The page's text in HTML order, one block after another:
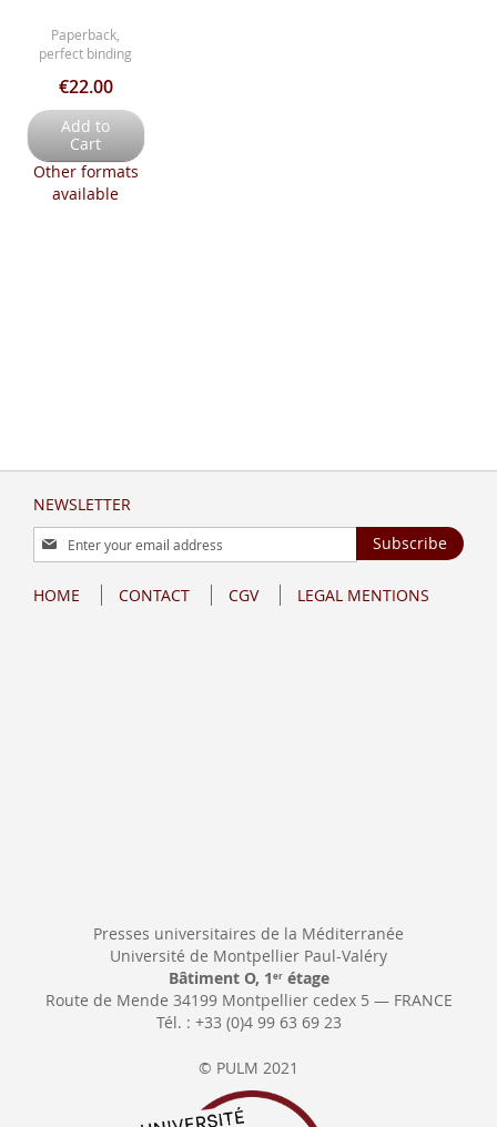
Paperback,
perfect binding
€22.00
Add to
Cart
Other formats
available
NEWSLETTER
Sign
Up
Our
Subscribe
HOME CONTACT CGV LEGAL MENTIONS
Presses universitaires de la Méditerranée
Université de Montpellier Paul-Valéry
Bâtiment O, 1 erétage
Route de Mende 34199 Montpellier cedex 5 — FRANCE
Tél. : +33 (0)4 99 63 69 23
© PULM 2021